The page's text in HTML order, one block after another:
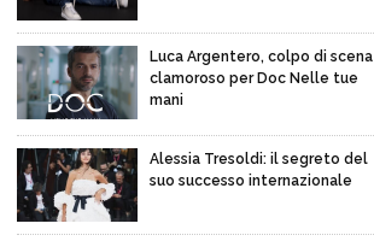
Luca Argentero, colpo di scena
clamoroso per Doc Nelle tue
mani
Alessia Tresoldi: il segreto del
suo successo internazionale